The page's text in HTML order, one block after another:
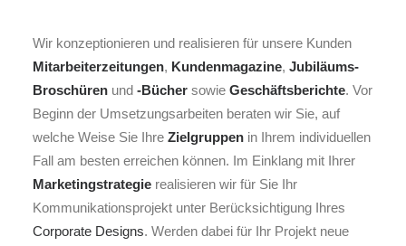
Wir konzeptionieren und realisieren für unsere Kunden
Mitarbeiterzeitungen, Kundenmagazine, Jubiläums-
Broschüren und -Bücher sowie Geschäftsberichte. Vor
Beginn der Umsetzungsarbeiten beraten wir Sie, auf
welche Weise Sie Ihre Zielgruppen in Ihrem individuellen
Fall am besten erreichen können. Im Einklang mit Ihrer
Marketingstrategie realisieren wir für Sie Ihr
Kommunikationsprojekt unter Berücksichtigung Ihres
Corporate Designs. Werden dabei für Ihr Projekt neue